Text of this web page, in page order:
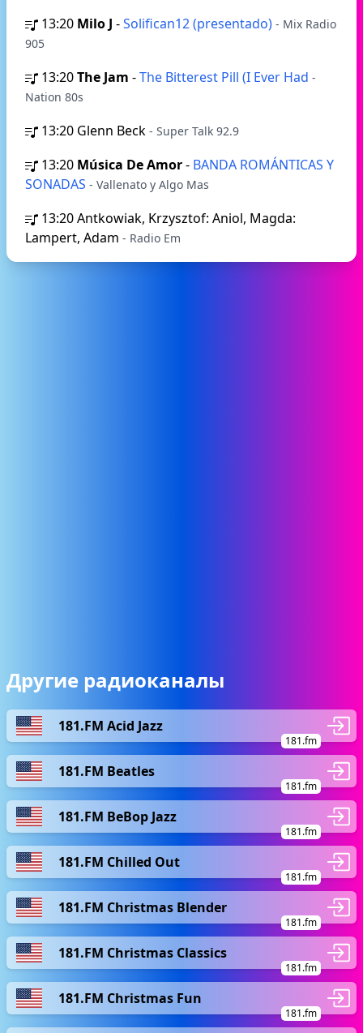
13:20 Milo J -Solifican12 (presentado) - Mix Radio
905
13:20The Jam -The Bitterest Pill (I Ever Had -
Nation 80s
13:20 Glenn Beck - Super Talk 92.9
13:20 Música De Amor- BANDA ROMÁNTICAS Y
SONADAS - Vallenato y Algo Mas
13:20Antkowiak, Krzysztof: Aniol, Magda:
Lampert, Adam - Radio Em
Другие радиоканалы
181.FM Acid Jazz
181.fm
181.FM Beatles
181.fm
181.FM BeBop Jazz
181.fm
181.FM Chilled Out
181.fm
181.FM Christmas Blender
181.fm
181.FM Christmas Classics
181.fm
181.FM Christmas Fun
181.fm